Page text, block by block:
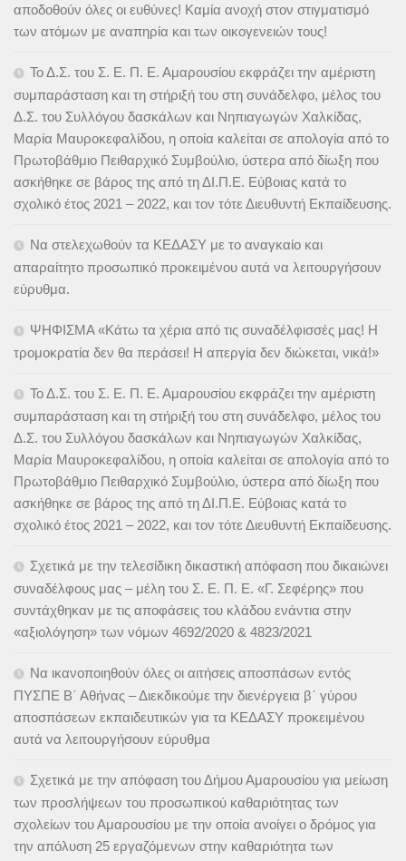
αποδοθούν όλες οι ευθύνες! Καμία ανοχή στον στιγματισμό
των ατόμων με αναπηρία και των οικογενειών τους!
Το Δ.Σ. του Σ. Ε. Π. Ε. Αμαρουσίου εκφράζει την αμέριστη
συμπαράσταση και τη στήριξή του στη συνάδελφο, μέλος του
Δ.Σ. του Συλλόγου δασκάλων και Νηπιαγωγών Χαλκίδας,
Μαρία Μαυροκεφαλίδου, η οποία καλείται σε απολογία από το
Πρωτοβάθμιο Πειθαρχικό Συμβούλιο, ύστερα από δίωξη που
ασκήθηκε σε βάρος της από τη ΔΙ.Π.Ε. Εύβοιας κατά το
σχολικό έτος 2021 – 2022, και τον τότε Διευθυντή Εκπαίδευσης.
Να στελεχωθούν τα ΚΕΔΑΣΥ με το αναγκαίο και
απαραίτητο προσωπικό προκειμένου αυτά να λειτουργήσουν
εύρυθμα.
ΨΗΦΙΣΜΑ «Κάτω τα χέρια από τις συναδέλφισσές μας! Η
τρομοκρατία δεν θα περάσει! Η απεργία δεν διώκεται, νικά!»
Το Δ.Σ. του Σ. Ε. Π. Ε. Αμαρουσίου εκφράζει την αμέριστη
συμπαράσταση και τη στήριξή του στη συνάδελφο, μέλος του
Δ.Σ. του Συλλόγου δασκάλων και Νηπιαγωγών Χαλκίδας,
Μαρία Μαυροκεφαλίδου, η οποία καλείται σε απολογία από το
Πρωτοβάθμιο Πειθαρχικό Συμβούλιο, ύστερα από δίωξη που
ασκήθηκε σε βάρος της από τη ΔΙ.Π.Ε. Εύβοιας κατά το
σχολικό έτος 2021 – 2022, και τον τότε Διευθυντή Εκπαίδευσης.
Σχετικά με την τελεσίδικη δικαστική απόφαση που δικαιώνει
συναδέλφους μας – μέλη του Σ. Ε. Π. Ε. «Γ. Σεφέρης» που
συντάχθηκαν με τις αποφάσεις του κλάδου ενάντια στην
«αξιολόγηση» των νόμων 4692/2020 & 4823/2021
Να ικανοποιηθούν όλες οι αιτήσεις αποσπάσων εντός
ΠΥΣΠΕ Β΄ Αθήνας – Διεκδικούμε την διενέργεια β΄ γύρου
αποσπάσεων εκπαιδευτικών για τα ΚΕΔΑΣΥ προκειμένου
αυτά να λειτουργήσουν εύρυθμα
Σχετικά με την απόφαση του Δήμου Αμαρουσίου για μείωση
των προσλήψεων του προσωπικού καθαριότητας των
σχολείων του Αμαρουσίου με την οποία ανοίγει ο δρόμος για
την απόλυση 25 εργαζόμενων στην καθαριότητα των